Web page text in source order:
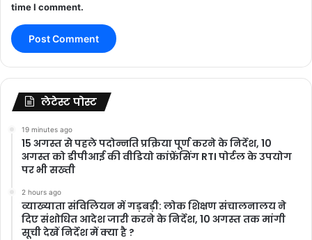
time I comment.
लेटेस्ट पोस्ट
19 minutes ago
15 अगस्त से पहले पदोन्नति प्रक्रिया पूर्ण करने के निर्देश, 10
अगस्त को डीपीआई की वीडियो कांफ्रेंसिंग RTI पोर्टल के उपयोग
पर भी सख्ती
2 hours ago
​व्याख्याता संविलियन में गड़बड़ी: लोक शिक्षण संचालनालय ने
दिए संशोधित आदेश जारी करने के निर्देश, 10 अगस्त तक मांगी
सूची देखें निर्देश में क्या है ?